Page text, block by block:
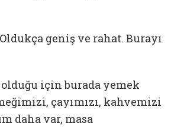
geniş ve rahat. Burayı
için burada yemek
çayımızı, kahvemizi
daha var, masa